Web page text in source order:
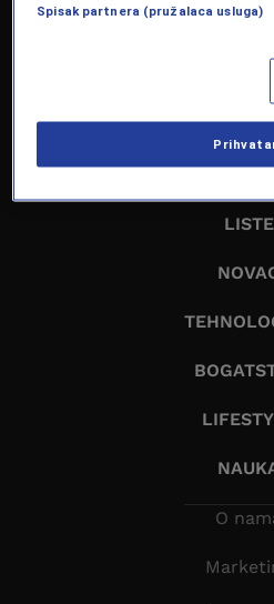
LISTE
O
Spisak partnera (pružalaca usluga)